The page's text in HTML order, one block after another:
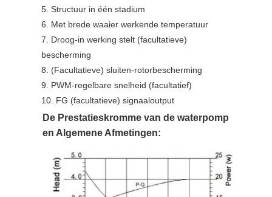
5. Structuur in één stadium
6. Met brede waaier werkende temperatuur
7. Droog-in werking stelt (facultatieve)
bescherming
8. (Facultatieve) sluiten-rotorbescherming
9. PWM-regelbare snelheid (facultatief)
10. FG (facultatieve) signaaloutput
De Prestatieskromme van de waterpomp
en Algemene Afmetingen: